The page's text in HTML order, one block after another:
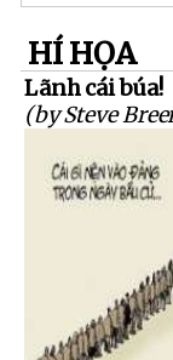
HÍ HỌA
Lãnh cái búa!
(by Steve